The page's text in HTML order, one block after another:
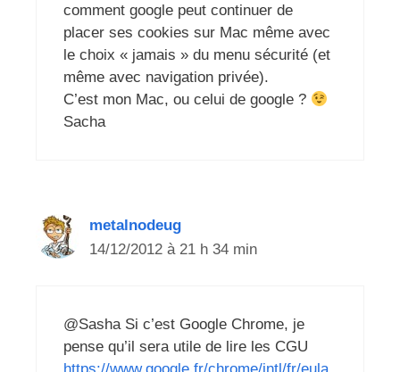
comment google peut continuer de
placer ses cookies sur Mac même avec
le choix « jamais » du menu sécurité (et
même avec navigation privée).
C’est mon Mac, ou celui de google ?
Sacha
metalnodeug
14/12/2012 à 21 h 34 min
@Sasha Si c’est Google Chrome, je
pense qu’il sera utile de lire les CGU